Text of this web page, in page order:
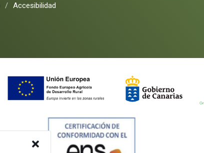
/ Accesibilidad